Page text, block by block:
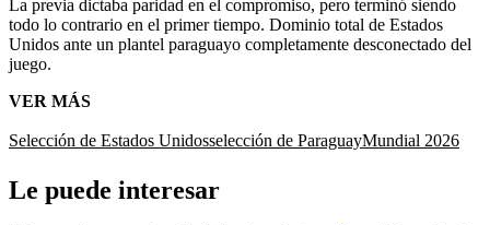
La previa dictaba paridad en el compromiso, pero terminó siendo
todo lo contrario en el primer tiempo. Dominio total de Estados
Unidos ante un plantel paraguayo completamente desconectado del
juego.
VER MÁS
Selección de Estados Unidosselección de ParaguayMundial 2026
Le puede interesar